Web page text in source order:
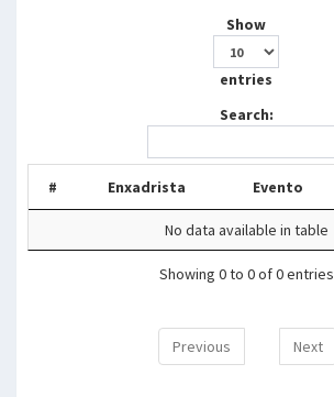
Show
entries
Search:
# Enxadrista Evento
No data available in table
Showing 0 to 0 of 0 entries
Previous Next